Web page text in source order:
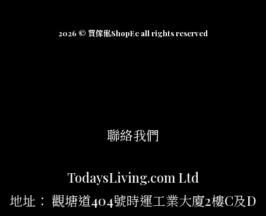
2026 © 買傢俬ShopEc all rights reserved
聯絡我們
TodaysLiving.com Ltd
地址： 觀塘道404號時運工業大廈2樓C及D